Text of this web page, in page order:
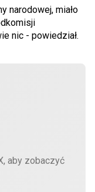
narodowej, miało
nic - powiedział.
aby zobaczyć